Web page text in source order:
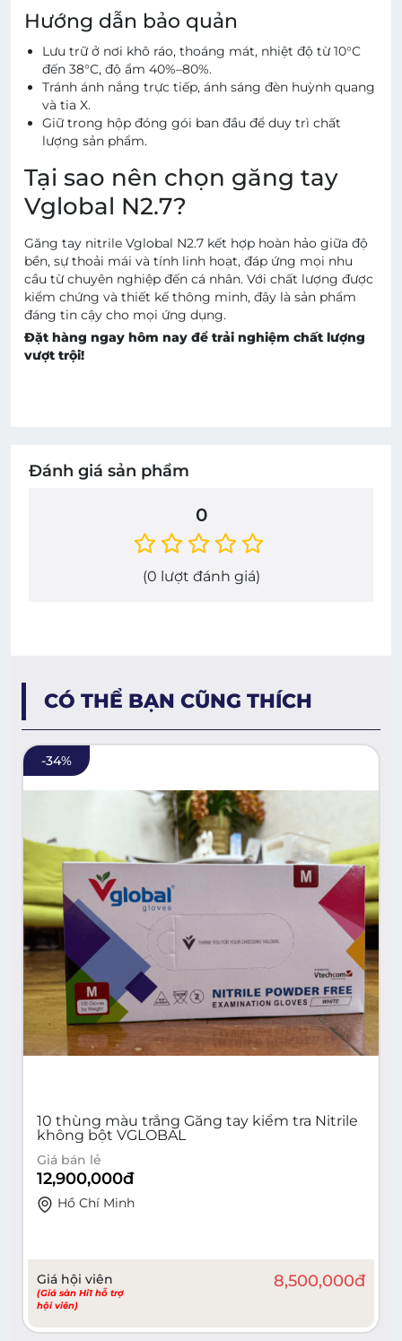
Hướng dẫn bảo quản
Lưu trữ ở nơi khô ráo, thoáng mát, nhiệt độ từ 10°C
đến 38°C, độ ẩm 40%–80%.
Tránh ánh nắng trực tiếp, ánh sáng đèn huỳnh quang
và tia X.
Giữ trong hộp đóng gói ban đầu để duy trì chất
lượng sản phẩm.
Tại sao nên chọn găng tay
Vglobal N2.7?
Găng tay nitrile Vglobal N2.7 kết hợp hoàn hảo giữa độ
bền, sự thoải mái và tính linh hoạt, đáp ứng mọi nhu
cầu từ chuyên nghiệp đến cá nhân. Với chất lượng được
kiểm chứng và thiết kế thông minh, đây là sản phẩm
đáng tin cậy cho mọi ứng dụng.
Đặt hàng ngay hôm nay để trải nghiệm chất lượng
vượt trội!
Đánh giá sản phẩm
0
(0 lượt đánh giá)
CÓ THỂ BẠN CŨNG THÍCH
-34%
10 thùng màu trắng Găng tay kiểm tra Nitrile
không bột VGLOBAL
Giá bán lẻ
12,900,000đ
Hồ Chí Minh
Giá hội viên
(Giá sàn Hi1 hỗ trợ
hội viên)
8,500,000đ